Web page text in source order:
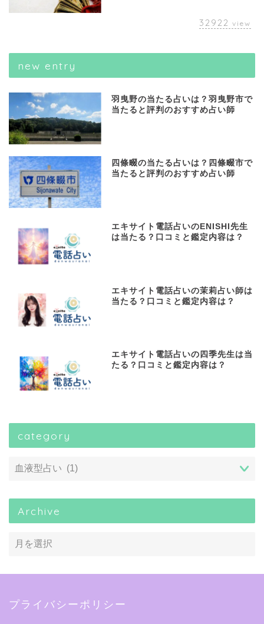
32922 view
new entry
羽曳野の当たる占いは？羽曳野市で
当たると評判のおすすめ占い師
四條畷の当たる占いは？四條畷市で
当たると評判のおすすめ占い師
エキサイト電話占いのENISHI先生
は当たる？口コミと鑑定内容は？
エキサイト電話占いの茉莉占い師は
当たる？口コミと鑑定内容は？
エキサイト電話占いの四季先生は当
たる？口コミと鑑定内容は？
category
Archive
プライバシーポリシー